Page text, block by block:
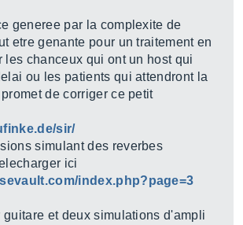
generee par la complexite de
etre genante pour un traitement en
les chanceux qui ont un host qui
ou les patients qui attendront la
de corriger ce petit
sir/
simulant des reverbes
ici
index.php?page=3
guitare et deux simulations d'ampli